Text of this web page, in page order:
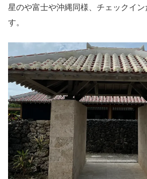
星のや富士や沖縄同様、チェックイ
す。